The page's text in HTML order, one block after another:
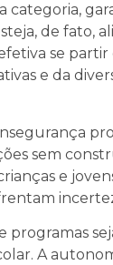
categoria,
de fato,
se
e da
sem
e
programas
A